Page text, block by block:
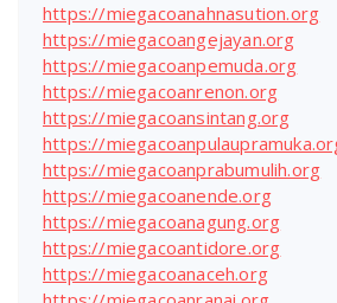
https://miegacoanahnasution.org
https://miegacoangejayan.org
https://miegacoanpemuda.org
https://miegacoanrenon.org
https://miegacoansintang.org
https://
https://miegacoanprabumulih.org
https://miegacoanende.org
https://miegacoanagung.org
https://miegacoantidore.org
https://miegacoanaceh.org